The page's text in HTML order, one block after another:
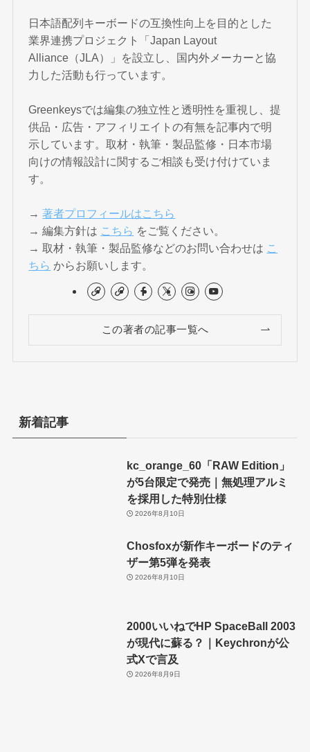
日本語配列キーボードの互換性向上を目的とした
業界連携プロジェクト「Japan Layout
Alliance（JLA）」を設立し、国内外メーカーと協
力した活動も行っています。
Greenkeysでは編集の独立性と透明性を重視し、提
供品・広告・アフィリエイトの有無を記事内で明
示しています。取材・執筆・製品監修・日本市場
向けの情報設計に関するご相談も受け付けていま
す。
→著者プロフィールはこちら
→ 編集方針は こちら をご覧ください。
→ 取材・執筆・製品監修などのお問い合わせは こ
ちら からお願いします。
この著者の記事一覧へ
新着記事
kc_orange_60「RAW Edition」
が5台限定で発売｜無処理アルミ
を採用した特別仕様
2026年8月10日
Chosfoxが新作キーボードのティ
ザー第5弾を発表
2026年8月10日
2000いいねでHP SpaceBall 2003
が現代に蘇る？｜Keychronが公
式Xで言及
2026年8月9日